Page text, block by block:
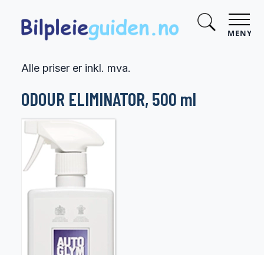
MENY
Alle priser er inkl. mva.
ODOUR ELIMINATOR, 500 ml